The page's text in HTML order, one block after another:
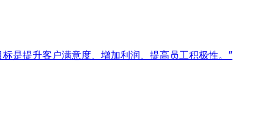
是提升客户满意度、增加利润、提高员工积极性。”